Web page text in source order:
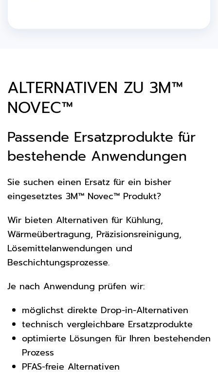
ALTERNATIVEN ZU 3M™
NOVEC™
Passende Ersatzprodukte für
bestehende Anwendungen
Sie suchen einen Ersatz für ein bisher
eingesetztes 3M™ Novec™ Produkt?
Wir bieten Alternativen für Kühlung,
Wärmeübertragung, Präzisionsreinigung,
Lösemittelanwendungen und
Beschichtungsprozesse.
Je nach Anwendung prüfen wir:
möglichst direkte Drop-in-Alternativen
technisch vergleichbare Ersatzprodukte
optimierte Lösungen für Ihren bestehenden
Prozess
PFAS-freie Alternativen